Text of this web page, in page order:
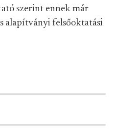
szerint ennek már
alapítványi felsőoktatási